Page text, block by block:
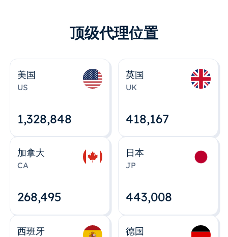
顶级代理位置
美国
US
1,328,848
英国
UK
418,167
加拿大
CA
268,495
日本
JP
443,008
西班牙 德国